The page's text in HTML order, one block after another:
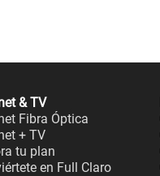
& TV
Fibra Óptica
+ TV
tu plan
en Full Claro